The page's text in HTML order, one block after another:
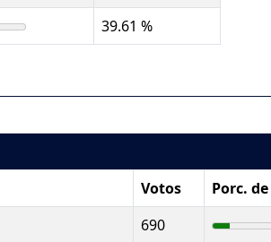
39.61 %
Votos Porc.
690